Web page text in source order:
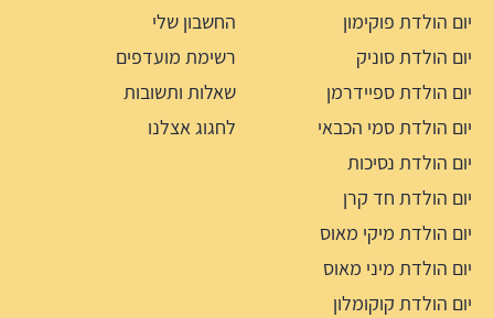
יום הולדת פוקימון
יום הולדת סוניק
יום הולדת ספיידרמן
יום הולדת סמי הכבאי
יום הולדת נסיכות
יום הולדת חד קרן
יום הולדת מיקי מאוס
יום הולדת מיני מאוס
יום הולדת קוקומלון
החשבון שלי
רשימת מועדפים
שאלות ותשובות
לחגוג אצלנו